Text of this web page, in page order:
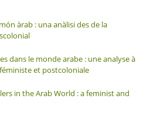
àrab : una anàlisi des de la
dans le monde arabe : une analyse à
et postcoloniale
in the Arab World : a feminist and